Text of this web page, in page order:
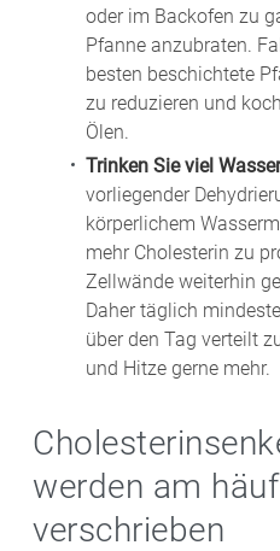
oder im Backofen zu
Pfanne anzubraten.
besten beschichtete
zu reduzieren und
Ölen.
Trinken Sie viel
vorliegender
körperlichem
mehr Cholesterin zu
Zellwände weiterhin
Daher täglich
über den Tag verteilt
und Hitze gerne mehr.
werden am
verschrieben